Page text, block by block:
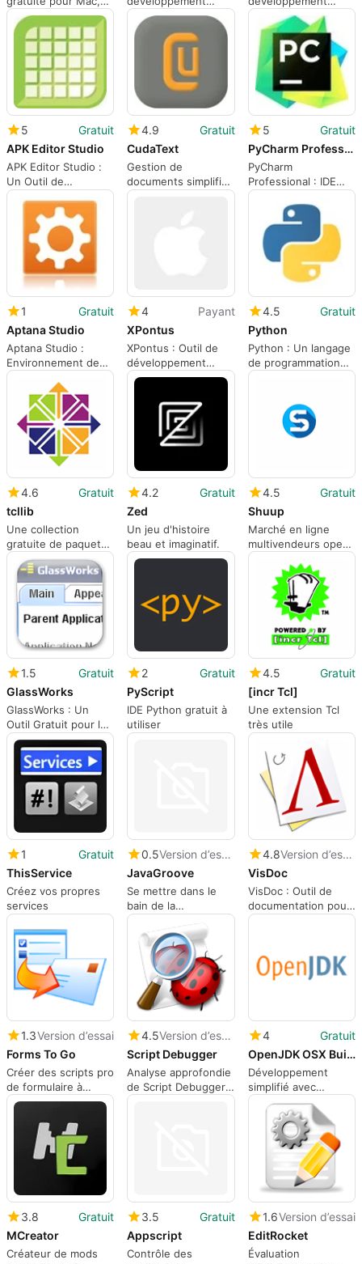
par Microsoft.
gratuit pour Mac
gratuit pour Mac
5
Gratuit
APK Editor Studio
APK Editor Studio :
Un Outil de
Développement
Pratique
4.9
Gratuit
CudaText
Gestion de
documents simplifiée
avec CudaText
5
Gratuit
PyCharm Professional
PyCharm
Professional : IDE
Python Avancé
1
Gratuit
Aptana Studio
Aptana Studio :
Environnement de
Développement
Complet
4
Payant
XPontus
XPontus : Outil de
développement
complet pour Mac
4.5
Gratuit
Python
Python : Un langage
de programmation
polyvalent
4.6
Gratuit
tcllib
Une collection
gratuite de paquets
Tcl
4.2
Gratuit
Zed
Un jeu d'histoire
beau et imaginatif.
4.5
Gratuit
Shuup
Marché en ligne
multivendeurs open-
source
1.5
Gratuit
GlassWorks
GlassWorks : Un
Outil Gratuit pour le
Développement
2
Gratuit
PyScript
IDE Python gratuit à
utiliser
4.5
Gratuit
[incr Tcl]
Une extension Tcl
très utile
1
Gratuit
ThisService
Créez vos propres
services
0.5
Version d’essai
JavaGroove
Se mettre dans le
bain de la
programmation Java
4.8
Version d’essai
VisDoc
VisDoc : Outil de
documentation pour
développeurs
1.3Version d’essai
Forms To Go
Créer des scripts pro
de formulaire à
courrier électronique
4.5
Version d’essai
Script Debugger
Analyse approfondie
de Script Debugger
pour Mac
4
Gratuit
OpenJDK OSX Build
Développement
simplifié avec
OpenJDK OSX Build
3.8
Gratuit
MCreator
Créateur de mods
3.5
Gratuit
Appscript
Contrôle des
1.6Version d’essai
EditRocket
Évaluation